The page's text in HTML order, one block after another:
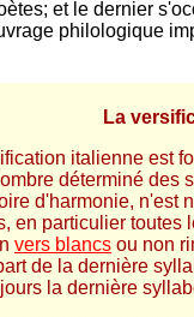
et le dernier
philologique
La
italienne est
déterminé des
d'harmonie, n'est
en particulier toutes
vers blancs ou non
de la dernière
la dernière